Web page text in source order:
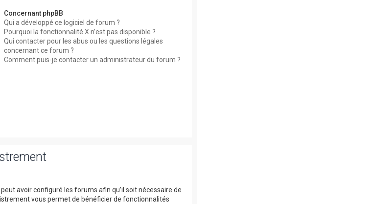
Concernant phpBB
Qui a développé ce logiciel de forum ?
Pourquoi la fonctionnalité X n’est pas disponible ?
Qui contacter pour les abus ou les questions légales
concernant ce forum ?
Comment puis-je contacter un administrateur du forum ?
avoir configuré les forums afin qu’il soit nécessaire de
vous permet de bénéficier de fonctionnalités